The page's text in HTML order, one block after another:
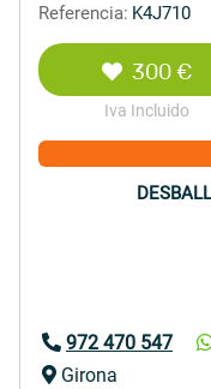
Referencia: K4J710
300 €
Iva Incluido
972 470 547
Girona